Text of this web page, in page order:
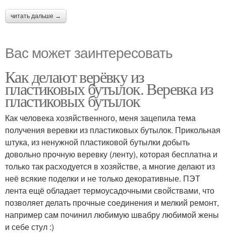
читать дальше →
Вас может заинтересовать
Как делают верёвку из
пластиковых бутылок. Веревка из
пластиковых бутылок
Как человека хозяйственного, меня зацепила тема
получения веревки из пластиковых бутылок. Прикольная
штука, из ненужной пластиковой бутылки добыть
довольно прочную веревку (ленту), которая бесплатна и
только так расходуется в хозяйстве, а многие делают из
неё всякие поделки и не только декоративные. ПЭТ
лента ещё обладает термоусадочными свойствами, что
позволяет делать прочные соединения и мелкий ремонт,
например сам починил любимую швабру любимой жены
и себе стул :)